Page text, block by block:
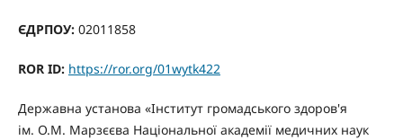
ЄДРПОУ: 02011858
ROR ID: https://ror.org/01wytk422
Державна установа «Інститут громадського здоров'я
ім. О.М. Марзєєва Національної академії медичних наук